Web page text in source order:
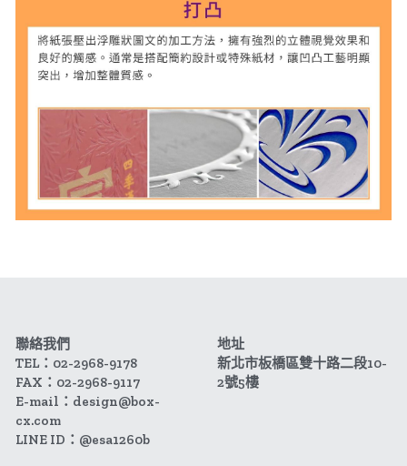
聯絡我們
TEL：02-2968-9178
FAX：02-2968-9117
E-mail：design@box-
cx.com
LINE ID：@esa1260b
地址
新北市板橋區雙十路二段10-
2號5樓